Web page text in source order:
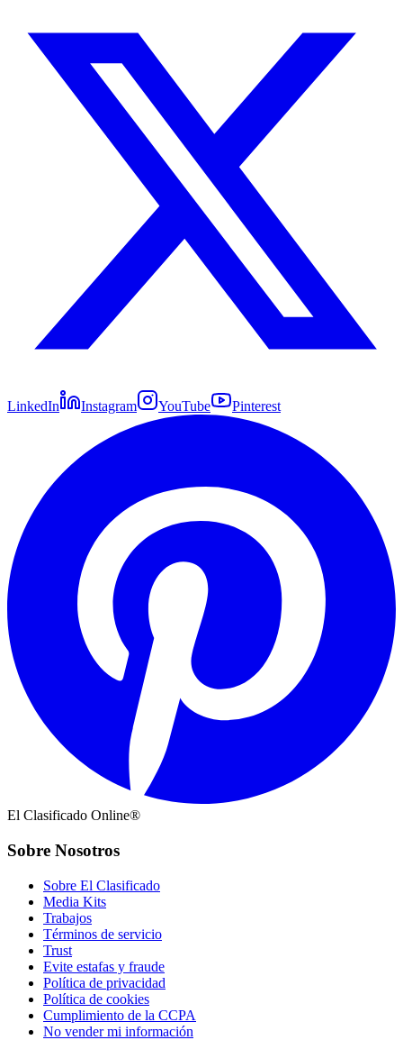
LinkedIn Instagram YouTube Pinterest
El Clasificado Online®
Sobre Nosotros
Sobre El Clasificado
Media Kits
Trabajos
Términos de servicio
Trust
Evite estafas y fraude
Política de privacidad
Política de cookies
Cumplimiento de la CCPA
No vender mi información